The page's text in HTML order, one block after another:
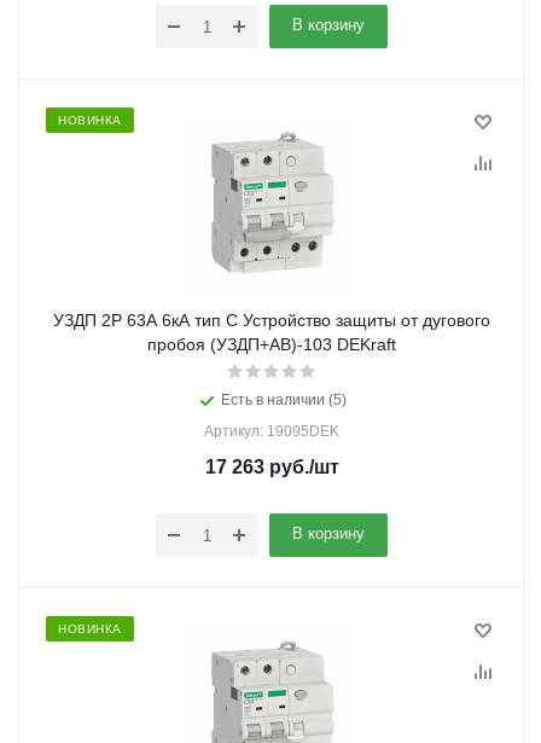
В корзину
НОВИНКА
УЗДП 2P 63А 6кА тип C Устройство защиты от дугового
пробоя (УЗДП+АВ)-103 DEKraft
Есть в наличии (5)
Артикул: 19095DEK
17 263руб./шт
В корзину
НОВИНКА